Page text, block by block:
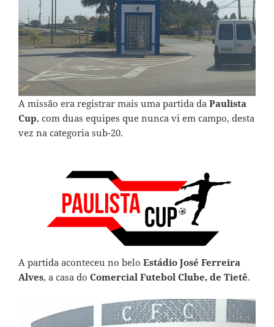
A missão era registrar mais uma partida da Paulista
Cup, com duas equipes que nunca vi em campo, desta
vez na categoria sub-20.
A partida aconteceu no belo Estádio José Ferreira
Alves, a casa do Comercial Futebol Clube, de Tietê.